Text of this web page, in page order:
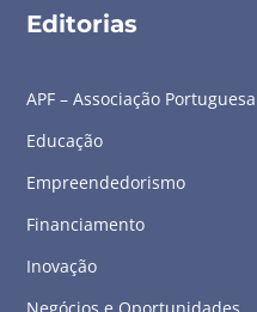
Editorias
APF – Associação
Educação
Empreendedorismo
Financiamento
Inovação